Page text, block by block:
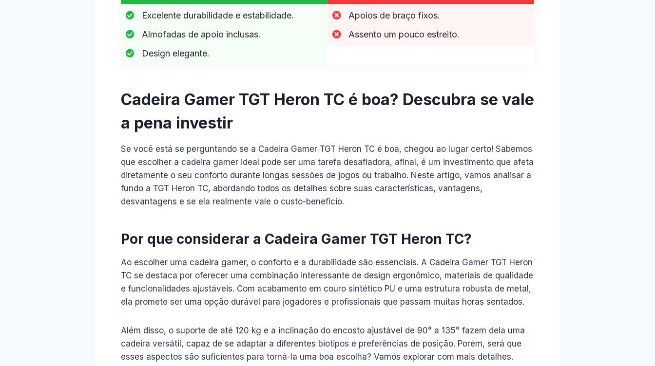
Excelente durabilidade e estabilidade.
Almofadas de apoio inclusas.
Design elegante.
Apoios de braço fixos.
Assento um pouco estreito.
Cadeira Gamer TGT Heron TC é boa? Descubra se vale
a pena investir
Se você está se perguntando se a Cadeira Gamer TGT Heron TC é boa, chegou ao lugar certo! Sabemos
que escolher a cadeira gamer ideal pode ser uma tarefa desafiadora, afinal, é um investimento que afeta
diretamente o seu conforto durante longas sessões de jogos ou trabalho. Neste artigo, vamos analisar a
fundo a TGT Heron TC, abordando todos os detalhes sobre suas características, vantagens,
desvantagens e se ela realmente vale o custo-benefício.
Por que considerar a Cadeira Gamer TGT Heron TC?
Ao escolher uma cadeira gamer, o conforto e a durabilidade são essenciais. A Cadeira Gamer TGT Heron
TC se destaca por oferecer uma combinação interessante de design ergonômico, materiais de qualidade
e funcionalidades ajustáveis. Com acabamento em couro sintético PU e uma estrutura robusta de metal,
ela promete ser uma opção durável para jogadores e profissionais que passam muitas horas sentados.
Além disso, o suporte de até 120 kg e a inclinação do encosto ajustável de 90° a 135° fazem dela uma
cadeira versátil, capaz de se adaptar a diferentes biotipos e preferências de posição. Porém, será que
esses aspectos são suficientes para torná-la uma boa escolha? Vamos explorar com mais detalhes.